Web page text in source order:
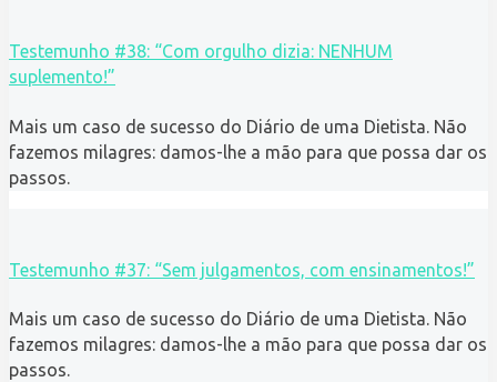
Testemunho #38: “Com orgulho dizia: NENHUM
suplemento!”
Mais um caso de sucesso do Diário de uma Dietista. Não
fazemos milagres: damos-lhe a mão para que possa dar os
passos.
Testemunho #37: “Sem julgamentos, com ensinamentos!”
Mais um caso de sucesso do Diário de uma Dietista. Não
fazemos milagres: damos-lhe a mão para que possa dar os
passos.